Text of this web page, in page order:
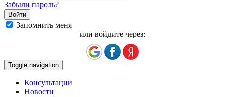
Забыли пароль?
Запомнить меня
или войдите через:
Toggle navigation
Консультации
Новости